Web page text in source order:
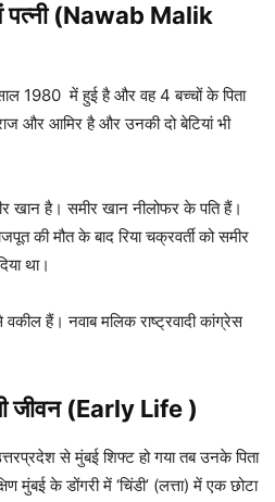
पत्नी (Nawab Malik
1980 में हुई है और वह 4 बच्चों के पिता
और आमिर है और उनकी दो बेटियां भी
खान है। समीर खान नीलोफर के पति हैं।
की मौत के बाद रिया चक्रवर्ती को समीर
था।
हैं। नवाब मलिक राष्ट्रवादी कांग्रेस
जीवन (Early Life )
से मुंबई शिफ्ट हो गया तब उनके पिता
मुंबई के डोंगरी में ‘चिंडी’ (लत्ता) में एक छोटा